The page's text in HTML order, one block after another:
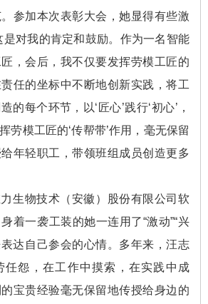
参加本次表彰大会，她显得有些激
是对我的肯定和鼓励。作为一名智能
，会后，我不仅要发挥劳模工匠的
任的坐标中不断地创新实践，将工
的每个环节，以‘匠心’践行‘初心’，
劳模工匠的‘传帮带’作用，毫无保留
年轻职工，带领班组成员创造更多
生物技术（安徽）股份有限公司软
着一袭工装的她一连用了“激动”“兴
表达自己参会的心情。多年来，汪志
任怨，在工作中摸索，在实践中成
宝贵经验毫无保留地传授给身边的